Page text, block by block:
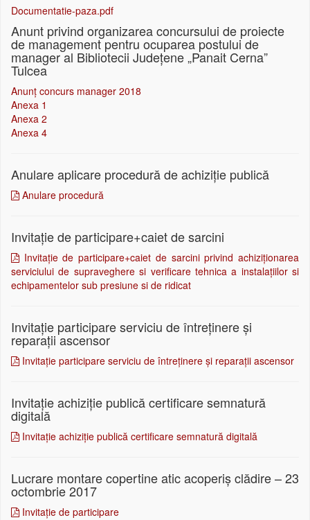
Documentatie-paza.pdf
Anunt privind organizarea concursului de proiecte
de management pentru ocuparea postului de
manager al Bibliotecii Judeţene „Panait Cerna”
Tulcea
Anunţ concurs manager 2018
Anexa 1
Anexa 2
Anexa 4
Anulare aplicare procedură de achiziție publică
Anulare procedură
Invitație de participare+caiet de sarcini
Invitație de participare+caiet de sarcini privind achiziționarea
serviciului de supraveghere si verificare tehnica a instalațiilor si
echipamentelor sub presiune si de ridicat
Invitație participare serviciu de întreținere și
reparații ascensor
Invitație participare serviciu de întreținere și reparații ascensor
Invitație achiziție publică certificare semnatură
digitală
Invitație achiziție publică certificare semnatură digitală
Lucrare montare copertine atic acoperiș clădire – 23
octombrie 2017
Invitație de participare